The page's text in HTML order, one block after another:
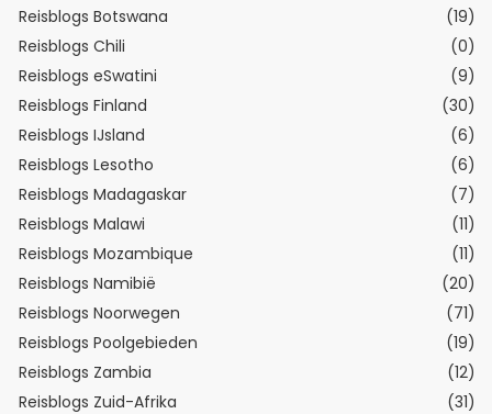
Reisblogs Botswana
(19)
Reisblogs Chili
(0)
Reisblogs eSwatini
(9)
Reisblogs Finland
(30)
Reisblogs IJsland
(6)
Reisblogs Lesotho
(6)
Reisblogs Madagaskar
(7)
Reisblogs Malawi
(11)
Reisblogs Mozambique
(11)
Reisblogs Namibië
(20)
Reisblogs Noorwegen
(71)
Reisblogs Poolgebieden
(19)
Reisblogs Zambia
(12)
Reisblogs Zuid-Afrika
(31)